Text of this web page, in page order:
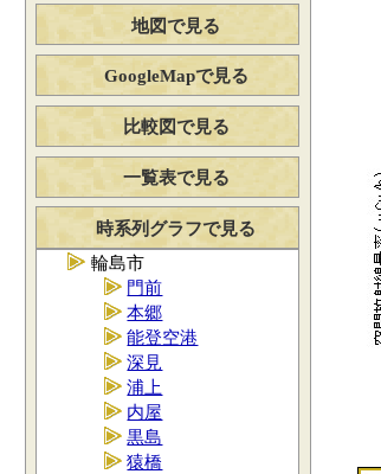
地図で見る
GoogleMapで見る
比較図で見る
一覧表で見る
時系列グラフで見る
輪島市
門前
本郷
能登空港
深見
浦上
内屋
黒島
猿橋